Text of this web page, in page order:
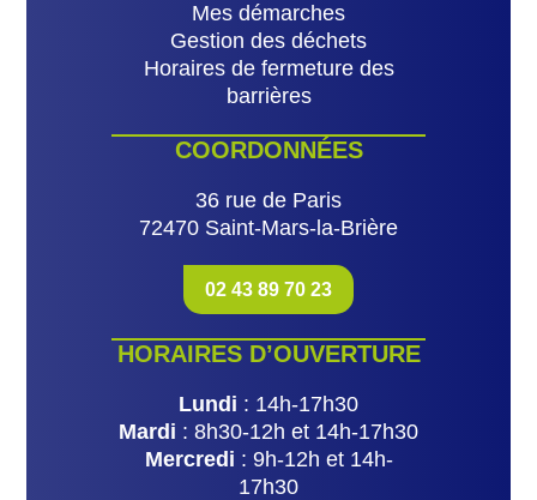
Mes démarches
Gestion des déchets
Horaires de fermeture des
barrières
COORDONNÉES
36 rue de Paris
72470 Saint-Mars-la-Brière
02 43 89 70 23
HORAIRES D’OUVERTURE
Lundi : 14h-17h30
Mardi : 8h30-12h et 14h-17h30
Mercredi : 9h-12h et 14h-
17h30